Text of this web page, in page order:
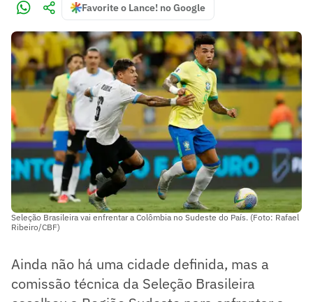
Favorite o Lance! no Google
Seleção Brasileira vai enfrentar a Colômbia no Sudeste do País. (Foto: Rafael
Ribeiro/CBF)
Ainda não há uma cidade definida, mas a
comissão técnica da Seleção Brasileira